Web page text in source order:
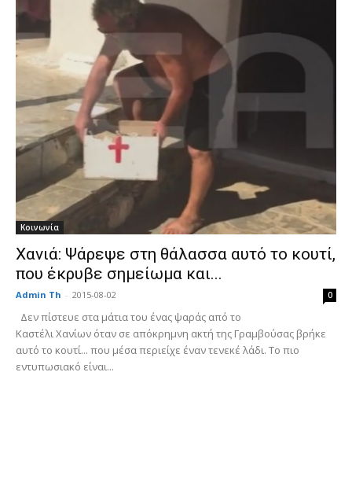
Κοινωνία
Χανιά: Ψάρεψε στη θάλασσα αυτό το κουτί,
που έκρυβε σημείωμα και...
Admin Th - 2015-08-02 0
Δεν πίστευε στα μάτια του ένας ψαράς από το
Καστέλι Χανίων όταν σε απόκρημνη ακτή της Γραμβούσας βρήκε
αυτό το κουτί... που μέσα περιείχε έναν τενεκέ λάδι. Το πιο
εντυπωσιακό είναι...